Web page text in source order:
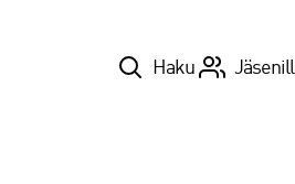
TopHaku